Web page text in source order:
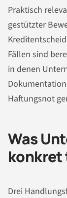
Praktisch
gestützter
Fällen sind
in denen
Haftungsnot
Was
konkret
Drei